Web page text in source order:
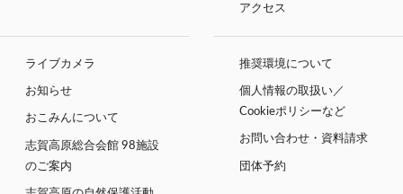
アクセス
ライブカメラ
お知らせ
おこみんについて
志賀高原総合会館 98施設
のご案内
推奨環境について
個人情報の取扱い／
Cookieポリシーなど
お問い合わせ・資料請求
団体予約